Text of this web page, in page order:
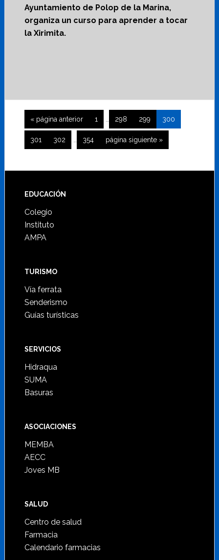
Ayuntamiento de Polop de la Marina,
organiza un curso para aprender a tocar
la Xirimita.
« Ir
a
la
página anterior Página
1
Páginas
omitidas
… Página
298 Página
299 Página
300
Página
301 Página
302
intermedias
… Página
354
Ir
a
página siguiente »
Footer
EDUCACIÓN
Colegio
Instituto
AMPA
TURISMO
Vía ferrata
Senderismo
Guías turísticas
SERVICIOS
Hidraqua
SUMA
Basuras
ASOCIACIONES
MEMBA
AECC
Joves MB
SALUD
Centro de salud
Farmacia
Calendario farmacias